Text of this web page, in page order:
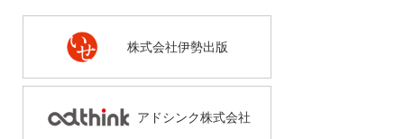
株式会社伊勢出版
アドシンク株式会社